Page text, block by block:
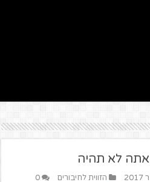
אתה לא תהיה
הזווית לחיבורים 0